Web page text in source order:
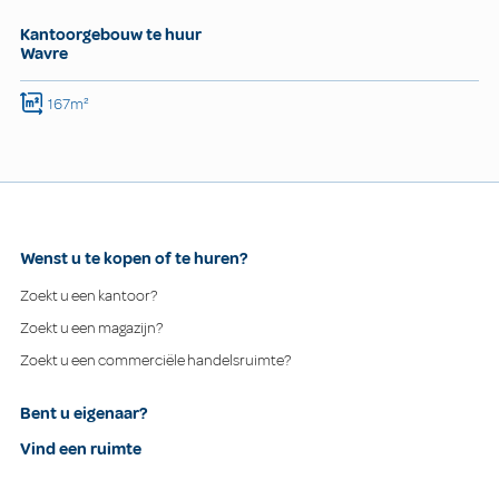
Kantoorgebouw te huur
Wavre
167m²
Wenst u te kopen of te huren?
Zoekt u een kantoor?
Zoekt u een magazijn?
Zoekt u een commerciële handelsruimte?
Bent u eigenaar?
Vind een ruimte